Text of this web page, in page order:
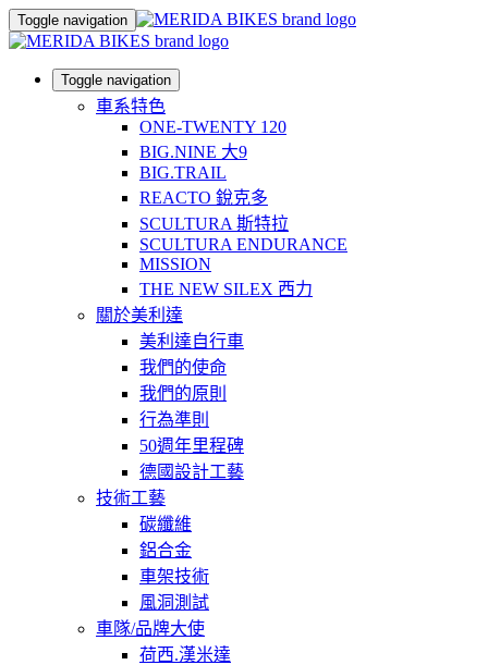
Toggle navigation
Toggle navigation
車系特色
ONE-TWENTY 120
BIG.NINE 大9
BIG.TRAIL
REACTO 銳克多
SCULTURA 斯特拉
SCULTURA ENDURANCE
MISSION
THE NEW SILEX 西力
關於美利達
美利達自行車
我們的使命
我們的原則
行為準則
50週年里程碑
德國設計工藝
技術工藝
碳纖維
鋁合金
車架技術
風洞測試
車隊/品牌大使
荷西.漢米達